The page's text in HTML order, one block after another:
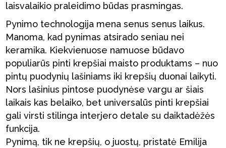
laisvalaikio praleidimo būdas prasmingas.
Pynimo technologija mena senus senus laikus.
Manoma, kad pynimas atsirado seniau nei
keramika. Kiekvienuose namuose būdavo
populiarūs pinti krepšiai maisto produktams – nuo
pintų puodynių lašiniams iki krepšių duonai laikyti.
Nors lašinius pintose puodynėse vargu ar šiais
laikais kas belaiko, bet universalūs pinti krepšiai
gali virsti stilinga interjero detale su daiktadėžės
funkcija.
Pynimą, tik ne krepšių, o juostų, pristatė Emilija